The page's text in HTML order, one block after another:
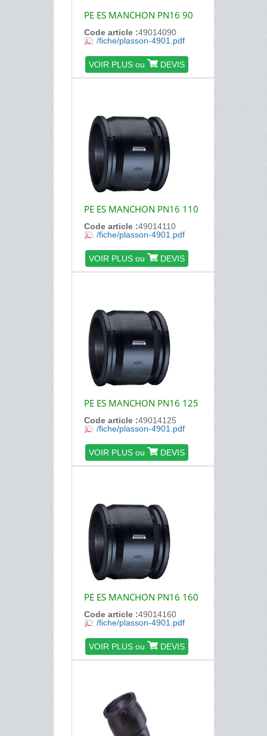
PE ES MANCHON PN16 90
Code article :49014090
/fiche/plasson-4901.pdf
VOIR PLUS ou DEVIS
PE ES MANCHON PN16 110
Code article :49014110
/fiche/plasson-4901.pdf
VOIR PLUS ou DEVIS
PE ES MANCHON PN16 125
Code article :49014125
/fiche/plasson-4901.pdf
VOIR PLUS ou DEVIS
PE ES MANCHON PN16 160
Code article :49014160
/fiche/plasson-4901.pdf
VOIR PLUS ou DEVIS